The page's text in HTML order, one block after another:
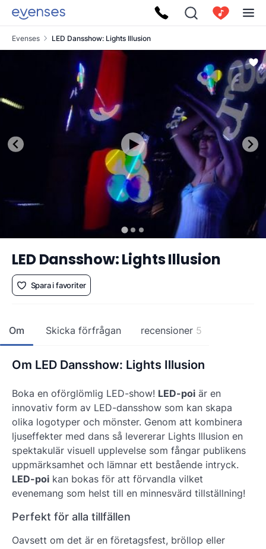
Evenses LED Dansshow: Lights Illusion
LED Dansshow: Lights Illusion
Spara i favoriter
Om Skicka förfrågan recensioner 5
Om LED Dansshow: Lights Illusion
Boka en oförglömlig LED-show! LED-poi är en
innovativ form av LED-dansshow som kan skapa
olika logotyper och mönster. Genom att kombinera
ljuseffekter med dans så levererar Lights Illusion en
spektakulär visuell upplevelse som fångar publikens
uppmärksamhet och lämnar ett bestående intryck.
LED-poi kan bokas för att förvandla vilket
evenemang som helst till en minnesvärd tillställning!
Perfekt för alla tillfällen
Oavsett om det är en företagsfest, bröllop eller